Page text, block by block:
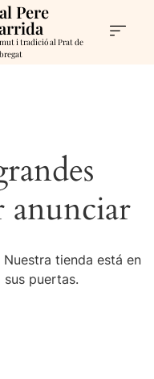
Pere
i tradició al Prat de
anunciar
tienda está en
puertas.